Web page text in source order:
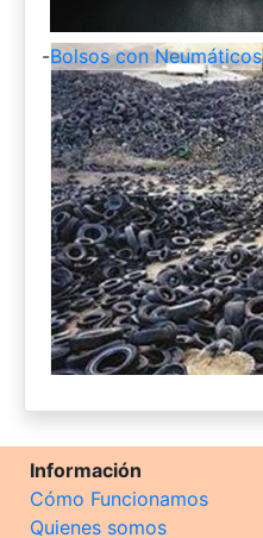
-Bolsos con Neumáticos
Información
Cómo Funcionamos
Quienes somos